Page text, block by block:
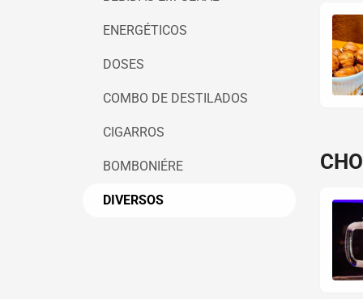
ENERGÉTICOS
DOSES
COMBO DE DESTILADOS
CIGARROS
BOMBONIÉRE
DIVERSOS